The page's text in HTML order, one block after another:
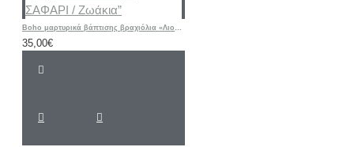
Boho μαρτυρικά βάπτισης βραχιόλια «Λιοντάρι / ΣΑΦΑΡΙ / Ζωάκια”
35,00€